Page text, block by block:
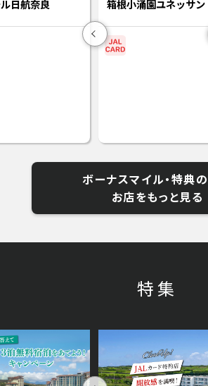
Previous
日航奈良 箱根小涌園ユネッサン
ボーナスマイル・特典
お店をもっと見る
特集